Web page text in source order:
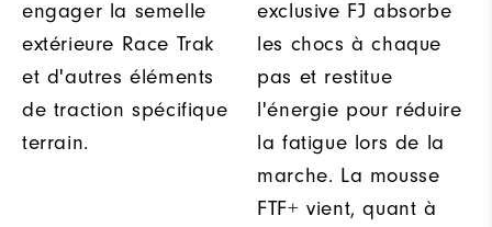
engager la semelle
extérieure Race Trak
et d'autres éléments
de traction spécifique
terrain.
exclusive FJ absorbe
les chocs à chaque
pas et restitue
l'énergie pour réduire
la fatigue lors de la
marche. La mousse
FTF+ vient, quant à